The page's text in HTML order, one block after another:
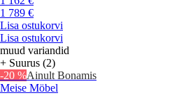
1 789 €
Lisa ostukorvi
Lisa ostukorvi
muud variandid
+ Suurus (2)
-20 %Ainult Bonamis
Meise Möbel